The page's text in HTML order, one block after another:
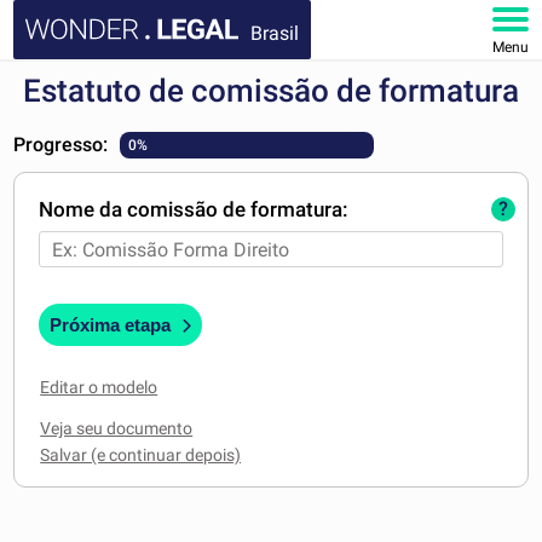
Brasil
Menu
HOME
DOCUMENTOS
FAQ
Estatuto de comissão de formatura
Progresso: 0%
Nome da comissão de formatura: ?
Próxima etapa
Editar o modelo
Veja seu documento